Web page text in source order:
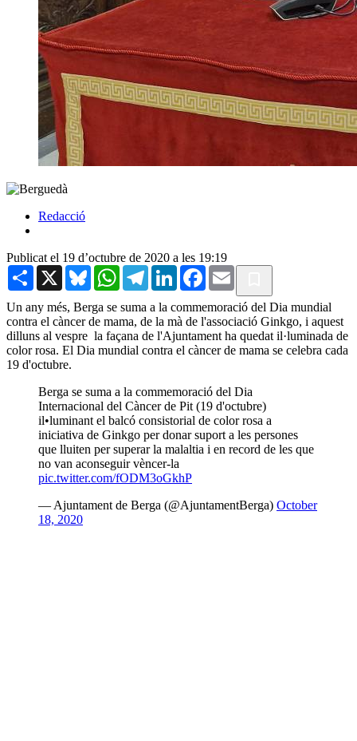
Redacció
Publicat el 19 d’octubre de 2020 a les 19:19
Share X BlueskyWhatsAppTelegramLinkedInFacebook
Email
Un any més, Berga se suma a la commemoració del Dia mundial
contra el càncer de mama, de la mà de l'associació Ginkgo, i aquest
dilluns al vespre la façana de l'Ajuntament ha quedat il·luminada de
color rosa. El Dia mundial contra el càncer de mama se celebra cada
19 d'octubre.
Berga se suma a la commemoració del Dia
Internacional del Càncer de Pit (19 d'octubre)
il•luminant el balcó consistorial de color rosa a
iniciativa de Ginkgo per donar suport a les persones
que lluiten per superar la malaltia i en record de les que
no van aconseguir vèncer-la
pic.twitter.com/fODM3oGkhP
— Ajuntament de Berga (@AjuntamentBerga) October
18, 2020